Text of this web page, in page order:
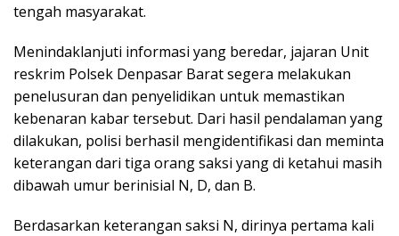
tengah masyarakat.
Menindaklanjuti informasi yang beredar, jajaran Unit
reskrim Polsek Denpasar Barat segera melakukan
penelusuran dan penyelidikan untuk memastikan
kebenaran kabar tersebut. Dari hasil pendalaman yang
dilakukan, polisi berhasil mengidentifikasi dan meminta
keterangan dari tiga orang saksi yang di ketahui masih
dibawah umur berinisial N, D, dan B.
Berdasarkan keterangan saksi N, dirinya pertama kali